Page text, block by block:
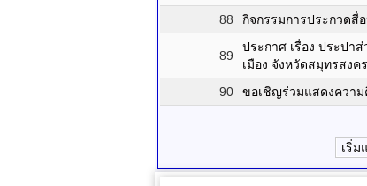
88 กิจกรรมการประกวด
89
ประกาศ เรื่อง ประปา
เมือง จังหวัดสมุทรสง
90 ขอเชิญร่วมแสดงความ
เริ่ม